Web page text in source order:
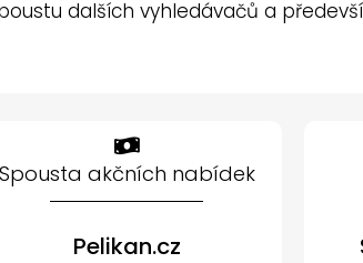
dalších vyhledávačů a
Spousta akčních nabídek
Pelikan.cz